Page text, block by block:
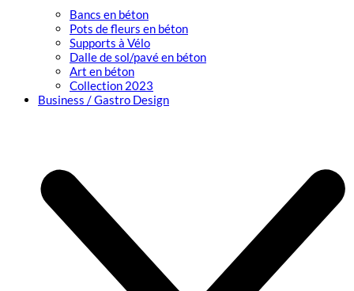
Bancs en béton
Pots de fleurs en béton
Supports à Vélo
Dalle de sol/pavé en béton
Art en béton
Collection 2023
Business / Gastro Design